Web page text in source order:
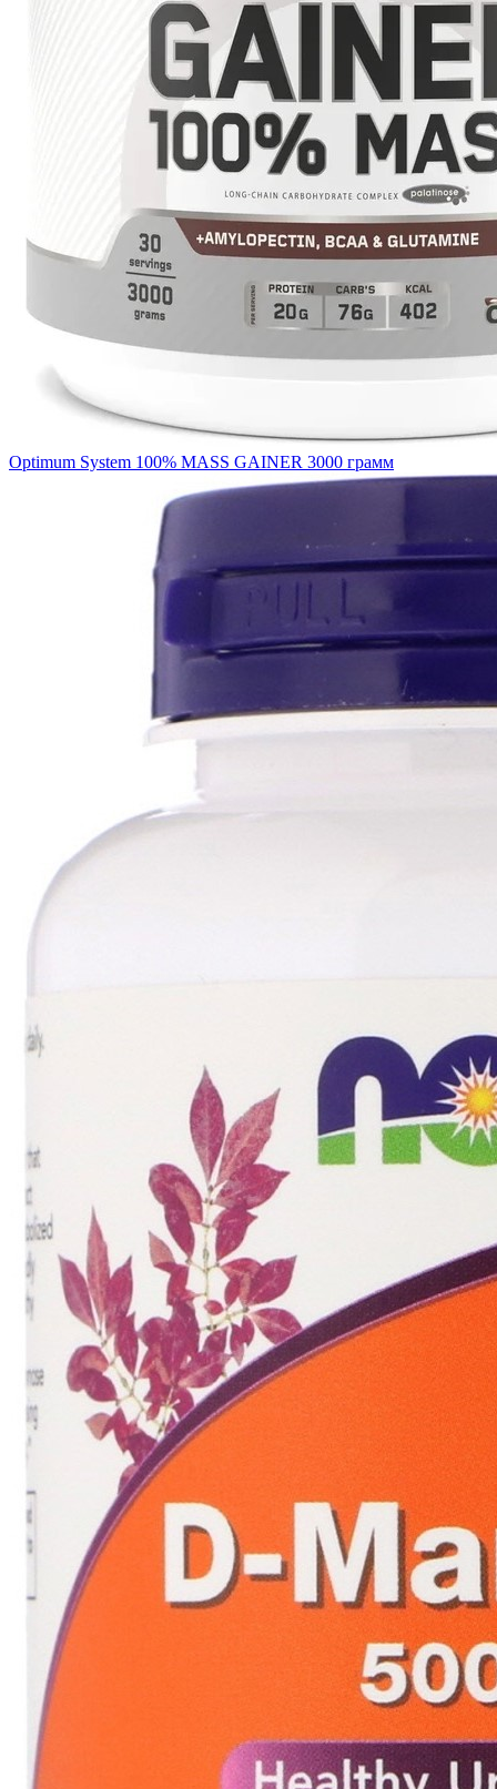
Optimum System 100% MASS GAINER 3000 грамм